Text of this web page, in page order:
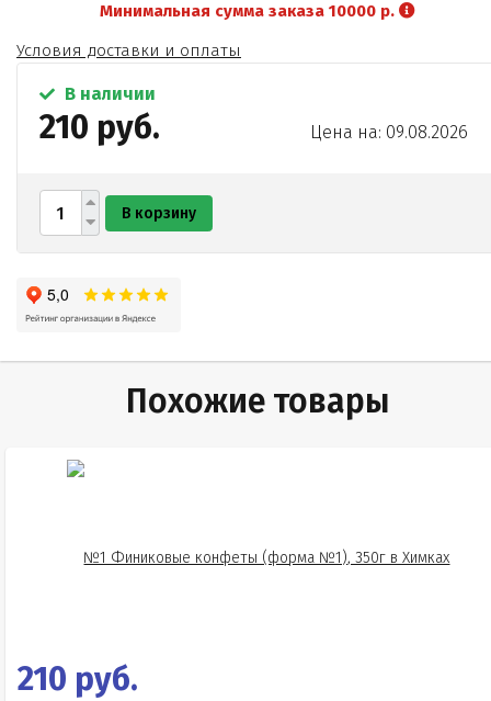
Минимальная сумма заказа 10000 р.
Условия доставки и оплаты
В наличии
210 руб. Цена на: 09.08.2026
В корзину
Похожие товары
210 руб.